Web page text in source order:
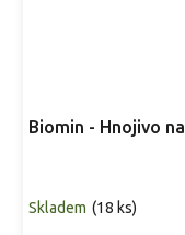
Biomin - Hnojivo
Skladem (18 ks)